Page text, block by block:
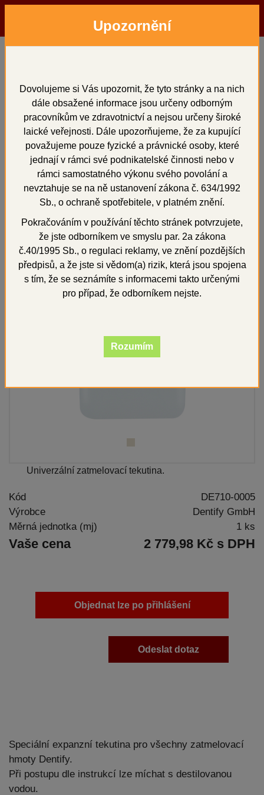
Hledat Přihlásit
ONE liq., 5000ml
+
Univerzální zatmelovací tekutina.
Kód
DE710-0005
Výrobce
Dentify GmbH
Měrná jednotka (mj)
1 ks
Vaše cena 2 779,98 Kč s DPH
Objednat lze po přihlášení
Odeslat dotaz
Speciální expanzní tekutina pro všechny zatmelovací
hmoty Dentify.
Při postupu dle instrukcí lze míchat s destilovanou
vodou.
Upozornění
Dovolujeme si Vás upozornit, že tyto stránky a na nich
dále obsažené informace jsou určeny odborným
pracovníkům ve zdravotnictví a nejsou určeny široké
laické veřejnosti. Dále upozorňujeme, že za kupující
považujeme pouze fyzické a právnické osoby, které
jednají v rámci své podnikatelské činnosti nebo v
rámci samostatného výkonu svého povolání a
nevztahuje se na ně ustanovení zákona č. 634/1992
Sb., o ochraně spotřebitele, v platném znění.
Pokračováním v používání těchto stránek potvrzujete,
že jste odborníkem ve smyslu par. 2a zákona
č.40/1995 Sb., o regulaci reklamy, ve znění pozdějších
předpisů, a že jste si vědom(a) rizik, která jsou spojena
s tím, že se seznámíte s informacemi takto určenými
pro případ, že odborníkem nejste.
Rozumím